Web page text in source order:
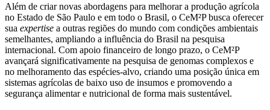
Além de criar novas abordagens para melhorar a produção agrícola
no Estado de São Paulo e em todo o Brasil, o CeM²P busca oferecer
sua expertise a outras regiões do mundo com condições ambientais
semelhantes, ampliando a influência do Brasil na pesquisa
internacional. Com apoio financeiro de longo prazo, o CeM²P
avançará significativamente na pesquisa de genomas complexos e
no melhoramento das espécies-alvo, criando uma posição única em
sistemas agrícolas de baixo uso de insumos e promovendo a
segurança alimentar e nutricional de forma mais sustentável.